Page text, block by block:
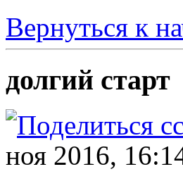
Вернуться к
долгий старт
ноя 2016,